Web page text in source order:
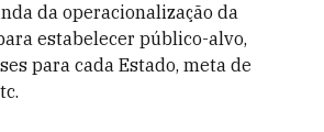
da operacionalização da
estabelecer público-alvo,
para cada Estado, meta de